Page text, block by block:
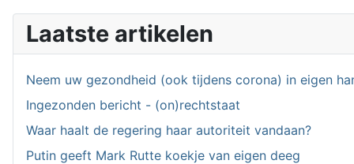
Laatste artikelen
Neem uw gezondheid (ook tijdens corona) in eigen
Ingezonden bericht - (on)rechtstaat
Waar haalt de regering haar autoriteit vandaan?
Putin geeft Mark Rutte koekje van eigen deeg